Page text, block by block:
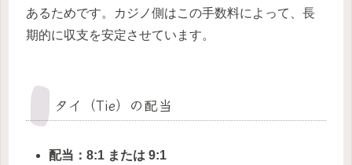
あるためです。カジノ側はこの手数料によって、長
期的に収支を安定させています。
タイ（Tie）の配当
配当：8:1 または 9:1